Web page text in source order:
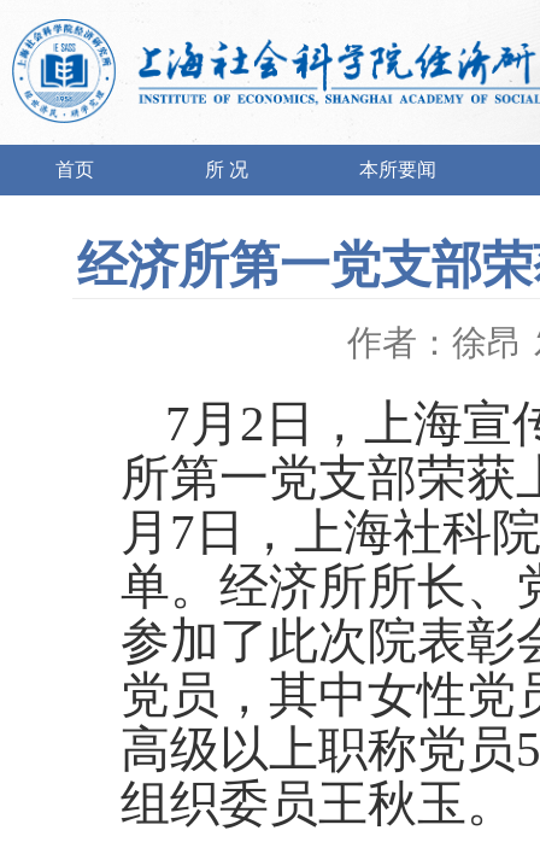
首页 所 况 本所要闻
经济所第一党支部
作者：徐昂
7月2日，上海宣
所第一党支部荣获
月7日，上海社科
单。经济所所长、
参加了此次院表彰
党员，其中女性党
高级以上职称党员
组织委员王秋玉。